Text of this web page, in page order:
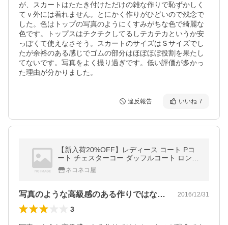
が、スカートはたたき付けただけの雑な作りで恥ずかしく
てｖ外には着れません。とにかく作りがひどいので残念で
した。色はトップの写真のようにくすみがちな色で綺麗な
色です。トップスはチクチクしてるしテカテカというか安
っぽくて使えなさそう。スカートのサイズはＳサイズでし
たが余裕のある感じでゴムの部分はほぼほぼ役割を果たし
てないです。写真をよく撮り過ぎです。低い評価が多かっ
た理由が分かりました。
違反報告 いいね 7
【新入荷20%OFF】レディース コート Pコ
ート チェスターコー ダッフルコート ロング
大きいサイズ テーラード ジャケット ラシャ
コート アウター 通勤 秋冬
ネコネコ屋
写真のような高級感のある作りではなかっ… 2016/12/31
3